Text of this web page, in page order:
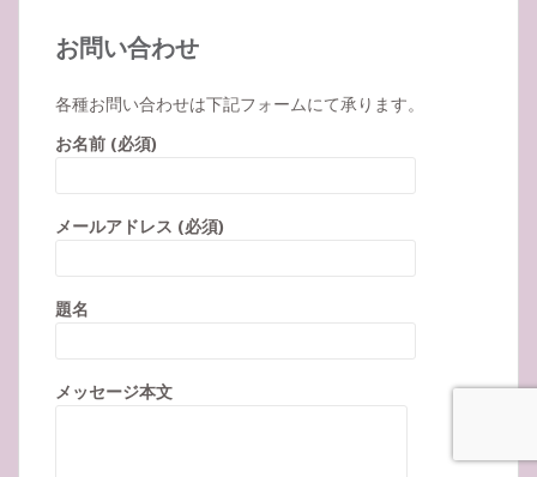
お問い合わせ
各種お問い合わせは下記フォームにて承ります。
お名前 (必須)
メールアドレス (必須)
題名
メッセージ本文